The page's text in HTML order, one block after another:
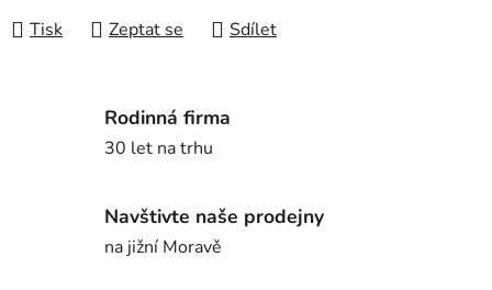
Tisk Zeptat se Sdílet
Rodinná firma
30 let na trhu
Navštivte naše prodejny
na jižní Moravě